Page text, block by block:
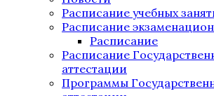
Расписание учебных
Расписание
Расписание
Расписание
аттестации
Программы